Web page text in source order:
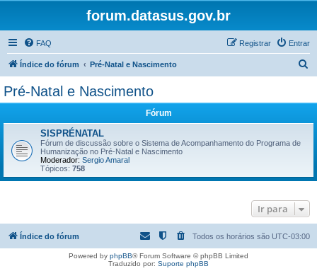
forum.datasus.gov.br
FAQ Entrar
Registrar
Índice do fórum Pré-Natal e Nascimento
a
Pré-Natal e Nascimento
Fórum
SISPRÉNATAL
Fórum de discussão sobre o Sistema de Acompanhamento do Programa de
Humanização no Pré-Natal e Nascimento
Moderador: Sergio Amaral
Tópicos: 758
Ir para
Índice do fórum Todos os horários são UTC-03:00
Powered by phpBB® Forum Software © phpBB Limited
Traduzido por: Suporte phpBB